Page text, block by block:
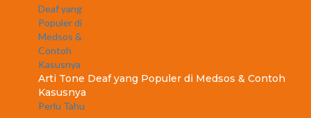
Arti Tone Deaf yang Populer di Medsos & Contoh
Kasusnya
Perlu Tahu